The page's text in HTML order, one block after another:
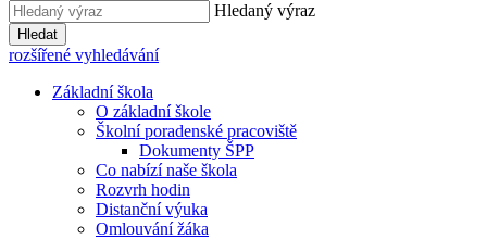
Hledaný výraz
Hledat
rozšířené vyhledávání
Základní škola
O základní škole
Školní poradenské pracoviště
Dokumenty ŠPP
Co nabízí naše škola
Rozvrh hodin
Distanční výuka
Omlouvání žáka